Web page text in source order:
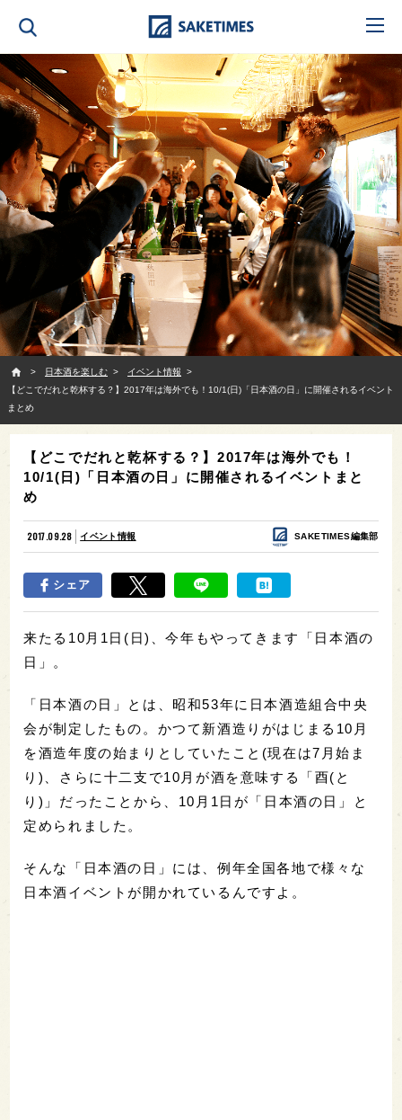
日本酒を楽しむ
イベント情報
【どこでだれと乾杯する？】2017年は海外でも！10/1(日)「日本酒の日」に開催されるイベント
まとめ
【どこでだれと乾杯する？】2017年は海外でも！
10/1(日)「日本酒の日」に開催されるイベントまと
め
2017.09.28 イベント情報 SAKETIMES編集部
シェア
来たる10月1日(日)、今年もやってきます「日本酒の
日」。
「日本酒の日」とは、昭和53年に日本酒造組合中央
会が制定したもの。かつて新酒造りがはじまる10月
を酒造年度の始まりとしていたこと(現在は7月始ま
り)、さらに十二支で10月が酒を意味する「酉(と
り)」だったことから、10月1日が「日本酒の日」と
定められました。
そんな「日本酒の日」には、例年全国各地で様々な
日本酒イベントが開かれているんですよ。